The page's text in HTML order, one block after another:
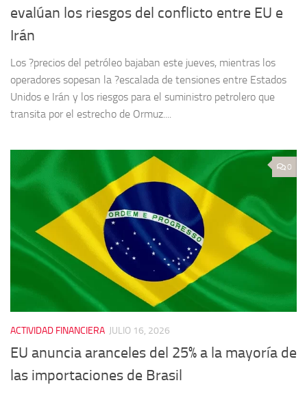
evalúan los riesgos del conflicto entre EU e
Irán
Los ?precios del petróleo bajaban este jueves, mientras los
operadores sopesan la ?escalada de tensiones entre Estados
Unidos e Irán y los riesgos para el suministro petrolero que
transita por el estrecho de Ormuz....
0
ACTIVIDAD FINANCIERA JULIO 16, 2026
EU anuncia aranceles del 25% a la mayoría de
las importaciones de Brasil